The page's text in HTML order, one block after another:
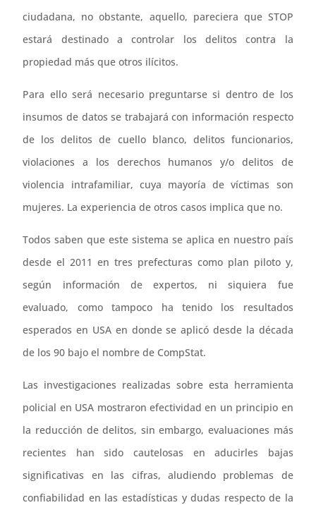
ciudadana, no obstante, aquello, pareciera que STOP
estará destinado a controlar los delitos contra la
propiedad más que otros ilícitos.
Para ello será necesario preguntarse si dentro de los
insumos de datos se trabajará con información respecto
de los delitos de cuello blanco, delitos funcionarios,
violaciones a los derechos humanos y/o delitos de
violencia intrafamiliar, cuya mayoría de víctimas son
mujeres. La experiencia de otros casos implica que no.
Todos saben que este sistema se aplica en nuestro país
desde el 2011 en tres prefecturas como plan piloto y,
según información de expertos, ni siquiera fue
evaluado, como tampoco ha tenido los resultados
esperados en USA en donde se aplicó desde la década
de los 90 bajo el nombre de CompStat.
Las investigaciones realizadas sobre esta herramienta
policial en USA mostraron efectividad en un principio en
la reducción de delitos, sin embargo, evaluaciones más
recientes han sido cautelosas en aducirles bajas
significativas en las cifras, aludiendo problemas de
confiabilidad en las estadísticas y dudas respecto de la